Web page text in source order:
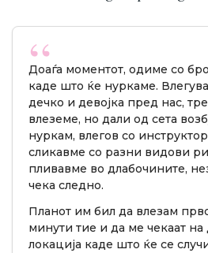
Доаѓа моментот, одиме со
каде што ќе нуркаме.
дечко и девојка пред нас,
влеземе, но дали од сета
нуркам, влегов со
сликавме со разни видови
пливавме во длабочините,
чека следно.
Планот им бил да влезам
минути тие и да ме чекаат на
локација каде што ќе се